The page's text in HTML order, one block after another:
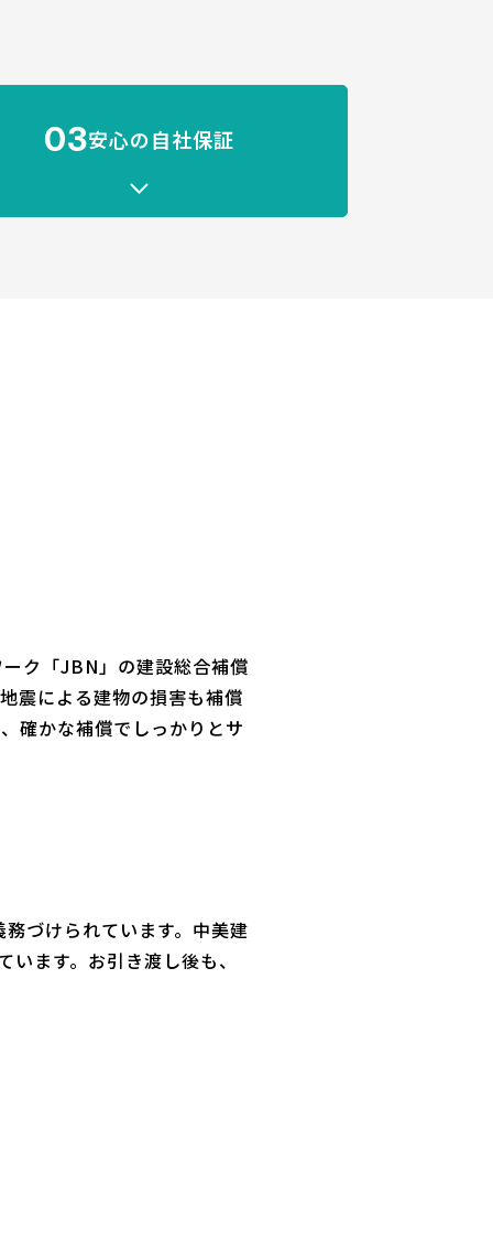
03安心の自社保証
ク「JBN」の建設総合補償
震による建物の損害も補償
確かな補償でしっかりとサ
づけられています。中美建
ます。お引き渡し後も、